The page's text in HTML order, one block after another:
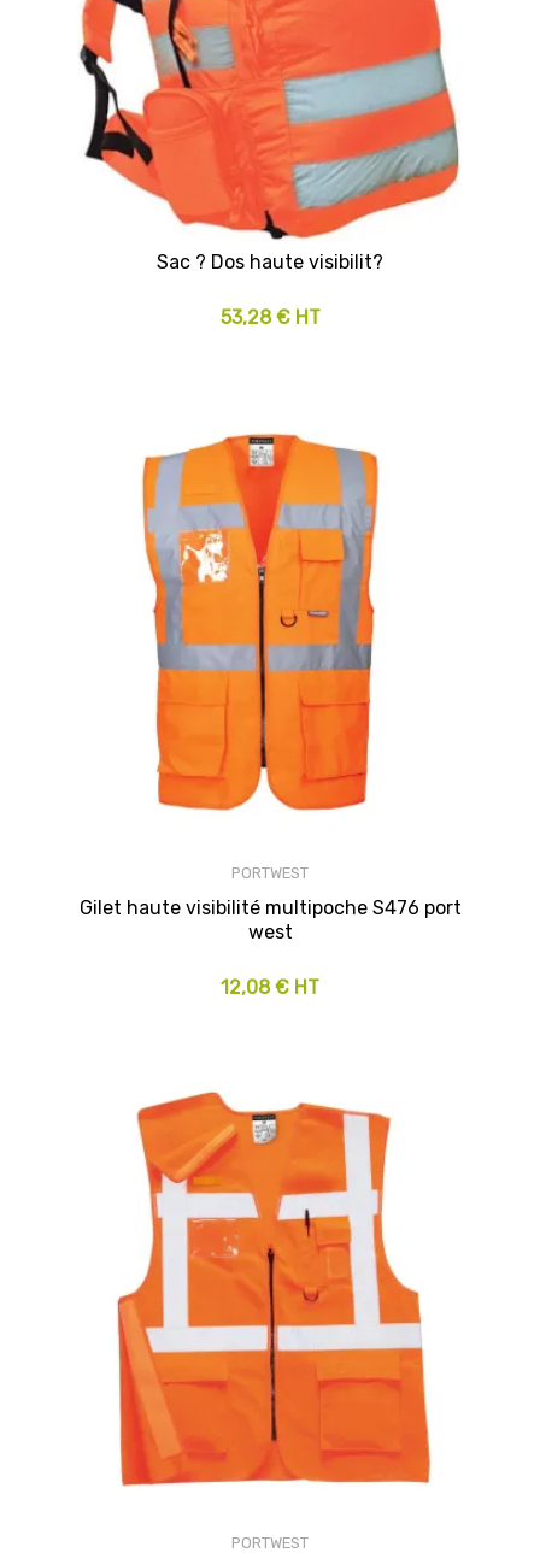
Sac ? Dos haute visibilit?
53,28 € HT
PORTWEST
Gilet haute visibilité multipoche S476 port
west
12,08 € HT
PORTWEST